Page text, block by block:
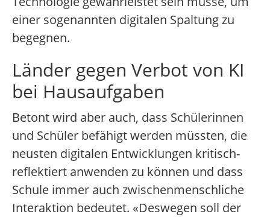
einer sogenannten digitalen Spaltung zu
begegnen.
Länder gegen Verbot von KI
bei Hausaufgaben
Betont wird aber auch, dass Schülerinnen
und Schüler befähigt werden müssten, die
neusten digitalen Entwicklungen kritisch-
reflektiert anwenden zu können und dass
Schule immer auch zwischenmenschliche
Interaktion bedeutet. «Deswegen soll der